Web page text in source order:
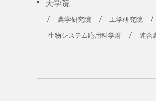
大学院
農学研究院 工学研究院
生物システム応用科学府 連合